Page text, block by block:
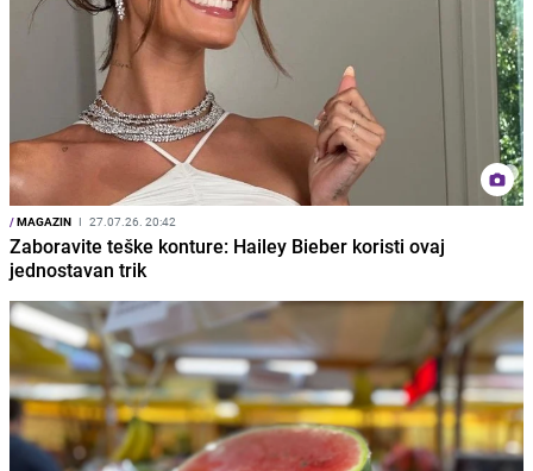
/MAGAZIN I 27.07.26. 20:42
Zaboravite teške konture: Hailey Bieber koristi ovaj
jednostavan trik